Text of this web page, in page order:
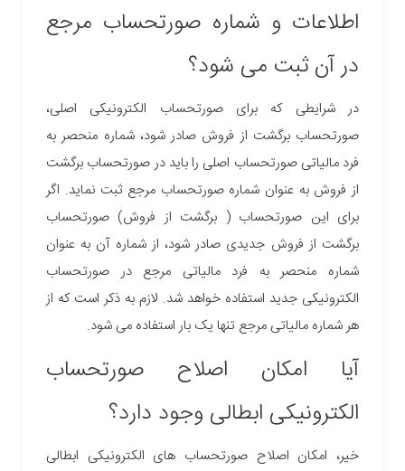
اطلاعات و شماره صورتحساب مرجع
در آن ثبت می ‎شود؟
در شرایطی که برای صورتحساب الکترونیکی اصلی،
صورتحساب برگشت از فروش صادر شود، شماره منحصر به
فرد مالیاتی صورتحساب اصلی را باید در صورتحساب برگشت
از فروش به عنوان شماره صورتحساب مرجع ثبت نماید. اگر
برای این صورتحساب ( برگشت از فروش) صورتحساب
برگشت از فروش جدیدی صادر شود، از شماره آن به عنوان
شماره منحصر به فرد مالیاتی مرجع در صورتحساب
الکترونیکی جدید استفاده خواهد شد. لازم به ذکر است که از
هر شماره مالیاتی مرجع تنها یک بار استفاده می شود.
آیا امکان اصلاح صورتحساب
الکترونیکی ابطالی وجود دارد؟
خیر، امکان اصلاح صورتحساب های الکترونیکی ابطالی